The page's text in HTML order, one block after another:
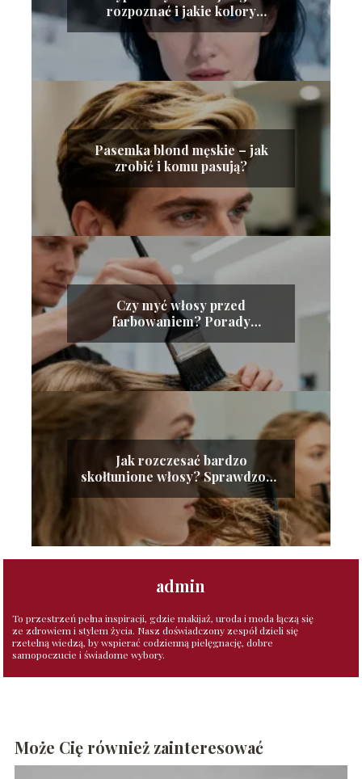
rozpoznać i jakie kolory
wybierać?
Pasemka blond męskie – jak
zrobić i komu pasują?
Czy myć włosy przed
farbowaniem? Porady
ekspertów
Jak rozczesać bardzo
skołtunione włosy? Sprawdzone
sposoby
admin
To przestrzeń pełna inspiracji, gdzie makijaż, uroda i moda łączą się
ze zdrowiem i stylem życia. Nasz doświadczony zespół dzieli się
rzetelną wiedzą, by wspierać codzienną pielęgnację, dobre
samopoczucie i świadome wybory.
Może Cię również zainteresować